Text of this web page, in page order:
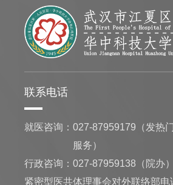
联系电话
就医咨询：027-87959179（发热
服务）
行政咨询：027-87959138（院办）
紧密型医共体理事会对外联络部